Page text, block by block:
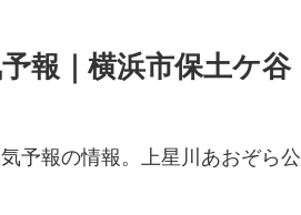
報｜横浜市保土ケ谷
予報の情報。上星川あおぞら公